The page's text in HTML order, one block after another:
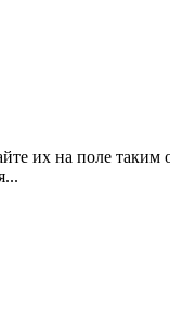
их на поле таким